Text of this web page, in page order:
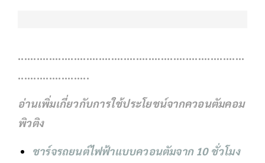
.........................................................................
.......................
อ่านเพิ่มเกี่ยวกับการใช้ประโยชน์จากควอนตัมคอม
พิวติง
ชาร์จรถยนต์ไฟฟ้าแบบควอนตัมจาก 10 ชั่วโมง